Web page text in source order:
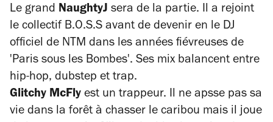
Le grand NaughtyJ sera de la partie. Il a rejoint
le collectif B.O.S.S avant de devenir en le DJ
officiel de NTM dans les années fiévreuses de
'Paris sous les Bombes'. Ses mix balancent entre
hip-hop, dubstep et trap.
Glitchy McFly est un trappeur. Il ne apsse pas sa
vie dans la forêt à chasser le caribou mais il joue